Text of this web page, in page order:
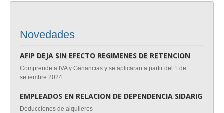
Novedades
AFIP DEJA SIN EFECTO REGIMENES DE RETENCION
Comprende a IVA y Ganancias y se aplicaran a partir del 1 de
setiembre 2024
EMPLEADOS EN RELACION DE DEPENDENCIA SIDARIG
Deducciones de alquileres